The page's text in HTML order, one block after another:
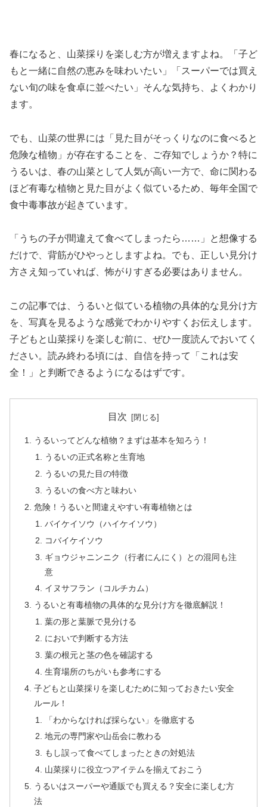
春になると、山菜採りを楽しむ方が増えますよね。「子ど
もと一緒に自然の恵みを味わいたい」「スーパーでは買え
ない旬の味を食卓に並べたい」そんな気持ち、よくわかり
ます。
でも、山菜の世界には「見た目がそっくりなのに食べると
危険な植物」が存在することを、ご存知でしょうか？特に
うるいは、春の山菜として人気が高い一方で、命に関わる
ほど有毒な植物と見た目がよく似ているため、毎年全国で
食中毒事故が起きています。
「うちの子が間違えて食べてしまったら……」と想像する
だけで、背筋がひやっとしますよね。でも、正しい見分け
方さえ知っていれば、怖がりすぎる必要はありません。
この記事では、うるいと似ている植物の具体的な見分け方
を、写真を見るような感覚でわかりやすくお伝えします。
子どもと山菜採りを楽しむ前に、ぜひ一度読んでおいてく
ださい。読み終わる頃には、自信を持って「これは安
全！」と判断できるようになるはずです。
目次
うるいってどんな植物？まずは基本を知ろう！
うるいの正式名称と生育地
うるいの見た目の特徴
うるいの食べ方と味わい
危険！うるいと間違えやすい有毒植物とは
バイケイソウ（ハイケイソウ）
コバイケイソウ
ギョウジャニンニク（行者にんにく）との混同も注
意
イヌサフラン（コルチカム）
うるいと有毒植物の具体的な見分け方を徹底解説！
葉の形と葉脈で見分ける
においで判断する方法
葉の根元と茎の色を確認する
生育場所のちがいも参考にする
子どもと山菜採りを楽しむために知っておきたい安全
ルール！
「わからなければ採らない」を徹底する
地元の専門家や山岳会に教わる
もし誤って食べてしまったときの対処法
山菜採りに役立つアイテムを揃えておこう
うるいはスーパーや通販でも買える？安全に楽しむ方
法